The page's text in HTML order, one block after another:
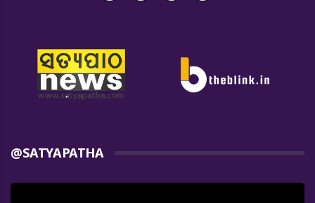
@SATYAPATHA